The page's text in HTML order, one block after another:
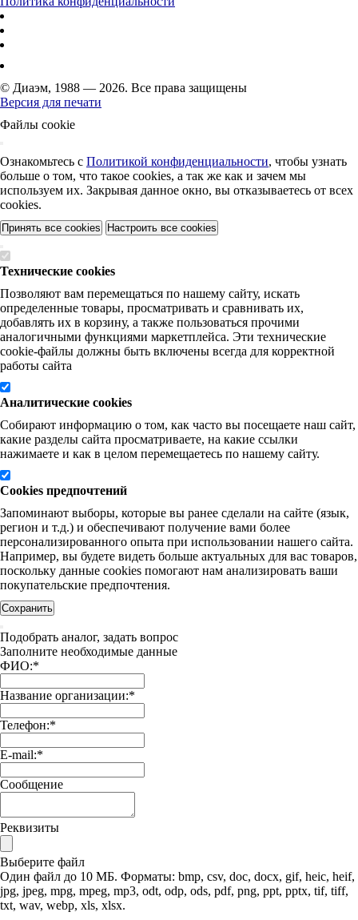
© Диаэм, 1988 — 2026. Все права защищены
Версия для печати
Файлы cookie
Ознакомьтесь с Политикой конфиденциальности, чтобы узнать
больше о том, что такое cookies, а так же как и зачем мы
используем их. Закрывая данное окно, вы отказываетесь от всех
cookies.
Принять все cookies Настроить все cookies
Технические cookies
Позволяют вам перемещаться по нашему сайту, искать
определенные товары, просматривать и сравнивать их,
добавлять их в корзину, а также пользоваться прочими
аналогичными функциями маркетплейса. Эти технические
cookie-файлы должны быть включены всегда для корректной
работы сайта
Аналитические cookies
Собирают информацию о том, как часто вы посещаете наш сайт,
какие разделы сайта просматриваете, на какие ссылки
нажимаете и как в целом перемещаетесь по нашему сайту.
Cookies предпочтений
Запоминают выборы, которые вы ранее сделали на сайте (язык,
регион и т.д.) и обеспечивают получение вами более
персонализированного опыта при использовании нашего сайта.
Например, вы будете видеть больше актуальных для вас товаров,
поскольку данные cookies помогают нам анализировать ваши
покупательские предпочтения.
Сохранить
Подобрать аналог, задать вопрос
Заполните необходимые данные
ФИО:*
Название организации:*
Телефон:*
E-mail:*
Сообщение
Реквизиты
Выберите файл
Один файл до 10 МБ. Форматы: bmp, csv, doc, docx, gif, heic, heif,
jpg, jpeg, mpg, mpeg, mp3, odt, odp, ods, pdf, png, ppt, pptx, tif, tiff,
txt, wav, webp, xls, xlsx.